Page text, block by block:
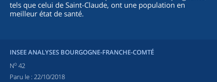
tels que celui de Saint-Claude, ont une population en
meilleur état de santé.
INSEE ANALYSES BOURGOGNE-FRANCHE-COMTÉ
No 42
Paru le : 22/10/2018